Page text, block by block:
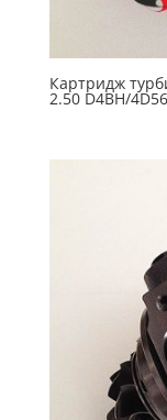
Картридж
2.50 D4BH/